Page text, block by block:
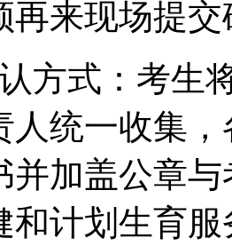
再来现场提
方式：考生
人统一收集
并加盖公章
和计划生育